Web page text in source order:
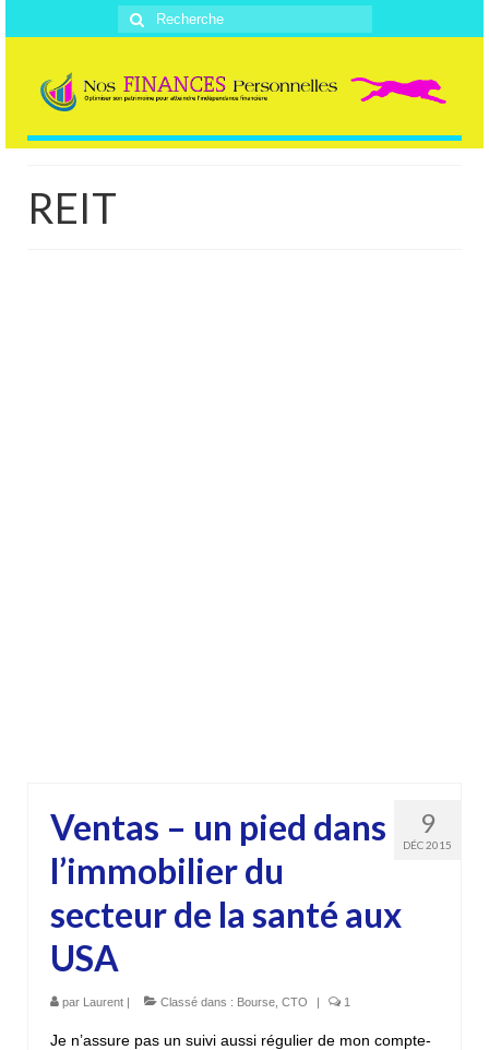
Rechercher
:
REIT
9
DÉC 2015
Ventas – un pied dans
l’immobilier du
secteur de la santé aux
USA
par Laurent | Classé dans : Bourse CTO | 1
Je n’assure pas un suivi aussi régulier de mon compte-